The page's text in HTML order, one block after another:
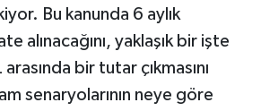
Bu kanunda 6 aylık
alınacağını, yaklaşık bir işte
bir tutar çıkmasını
senaryolarının neye göre